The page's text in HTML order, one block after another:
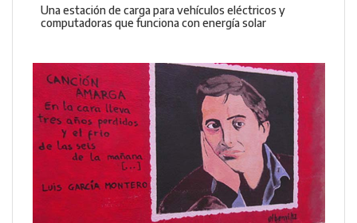
Una estación de carga para vehículos eléctricos y
computadoras que funciona con energía solar